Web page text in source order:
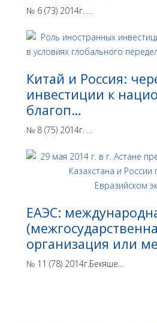
№ 6 (73) 2014г. ...
Китай и Россия:
инвестиции к
благоп…
№ 8 (75) 2014г. ...
ЕАЭС:
организация или
№ 11 (78) 2014г.Бекяше...